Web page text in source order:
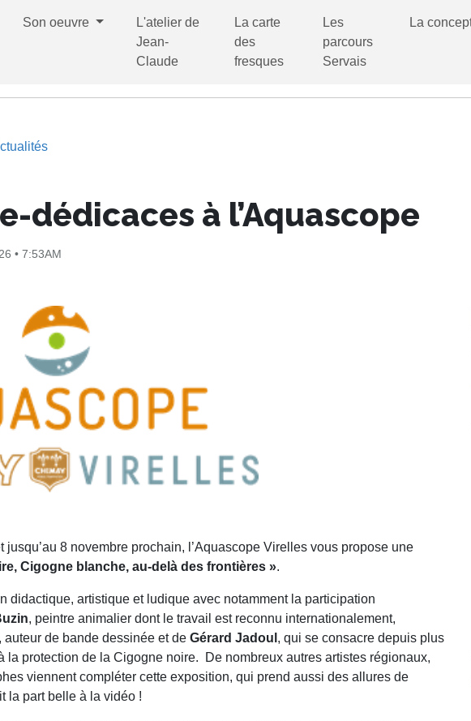
Son oeuvre
L'atelier de
Jean-
Claude
La carte
des
fresques
Les
parcours
Servais
La
dédicaces à l’Aquascope
• 7:53AM
jusqu’au 8 novembre prochain, l’Aquascope Virelles vous propose une
Cigogne blanche, au-delà des frontières ».
didactique, artistique et ludique avec notamment la participation
, peintre animalier dont le travail est reconnu internationalement,
, auteur de bande dessinée et de Gérard Jadoul , qui se consacre depuis plus
la protection de la Cigogne noire. De nombreux autres artistes régionaux,
viennent compléter cette exposition, qui prend aussi des allures de
la part belle à la vidéo !